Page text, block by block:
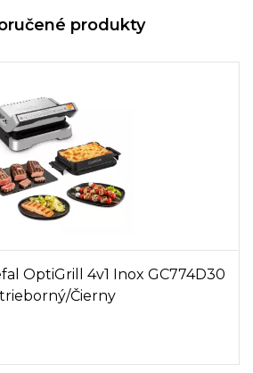
produkty
OptiGrill 4v1 Inox GC774D30
Čierny